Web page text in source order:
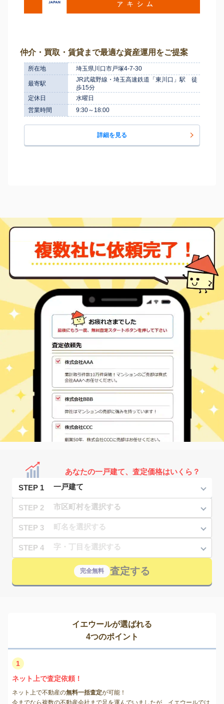
仲介・買取・賃貸まで最適な資産運用をご提案
所在地 埼玉県川口市戸塚4-7-30
最寄駅
JR武蔵野線・埼玉高速鉄道「東川口」駅 徒
歩15分
定休日
水曜日
営業時間
9:30～18:00
詳細を見る
あなたの一戸建て、査定価格はいくら？
STEP 1
STEP 2
STEP 3
STEP 4
完全無料 査定する
イエウールが選ばれる
4つのポイント
1
ネット上で査定依頼！
ネット上で不動産の無料一括査定が可能！
今までなら複数の不動産会社まで足を運んでいましたが、イエウールでは